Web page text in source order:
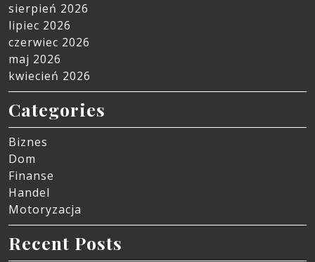
sierpień 2026
lipiec 2026
czerwiec 2026
maj 2026
kwiecień 2026
Categories
Biznes
Dom
Finanse
Handel
Motoryzacja
Recent Posts